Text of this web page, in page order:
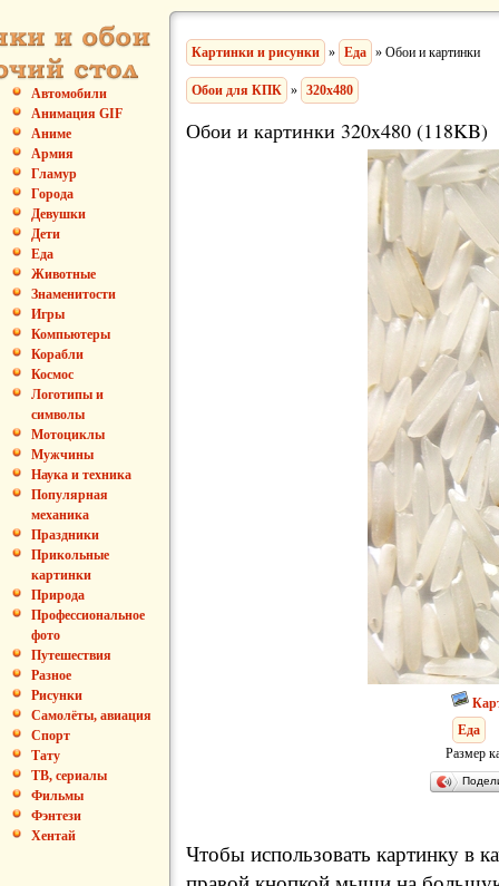
Автомобили
Анимация GIF
Аниме
Армия
Гламур
Города
Девушки
Дети
Еда
Животные
Знаменитости
Игры
Компьютеры
Корабли
Космос
Логотипы и
символы
Мотоциклы
Мужчины
Наука и техника
Популярная
механика
Праздники
Прикольные
картинки
Природа
Профессиональное
фото
Путешествия
Разное
Рисунки
Самолёты, авиация
Спорт
Тату
ТВ, сериалы
Фильмы
Фэнтези
Хентай
Картинки и рисунки » Еда » Обои и картинки
Обои для КПК » 320x480
Обои и картинки 320x480 (118KB)
Еда
Размер
Чтобы использовать картинку в